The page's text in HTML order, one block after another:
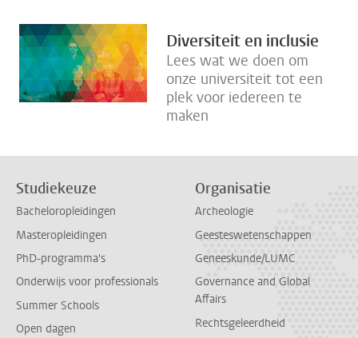
Diversiteit en inclusie
Lees wat we doen om
onze universiteit tot een
plek voor iedereen te
maken
Studiekeuze
Bacheloropleidingen
Masteropleidingen
PhD-programma's
Onderwijs voor professionals
Summer Schools
Open dagen
Organisatie
Archeologie
Geesteswetenschappen
Geneeskunde/LUMC
Governance and Global
Affairs
Rechtsgeleerdheid